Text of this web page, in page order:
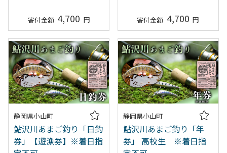
4,700 4,700
静岡県小山町
鮎沢川あまご釣り「日釣
券」【遊漁券】※着日指
静岡県小山町
鮎沢川あまご釣り「年
券」 高校生 ※着日指